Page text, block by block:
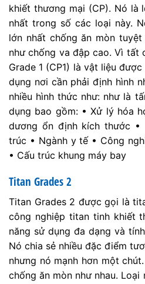
khiết thương mại (CP). Nó là
nhất trong số các loại này.
lớn nhất chống ăn mòn
như chống va đập cao. Vì tất
Grade 1 (CP1) là vật liệu
dụng nơi cần phải định hình
nhiều hình thức như: như là
dụng bao gồm: • Xử lý hóa
dương ổn định kích thước •
trúc • Ngành y tế • Công
• Cấu trúc khung máy bay
Titan Grades 2
Titan Grades 2 được gọi là
công nghiệp titan tinh khiết
năng sử dụng đa dạng và
Nó chia sẻ nhiều đặc điểm
nhưng nó mạnh hơn một
chống ăn mòn như nhau. Loại